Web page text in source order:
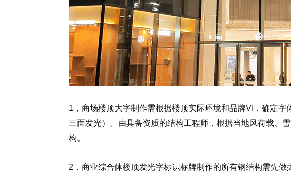
1，商场楼顶大字制作需根据楼顶实际环境和品牌VI，确定字
三面发光）。由具备资质的结构工程师，根据当地风荷载、
构。
2，商业综合体楼顶发光字标识标牌制作的所有钢结构需先做